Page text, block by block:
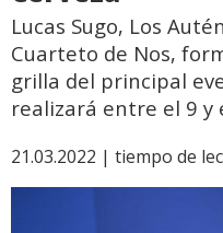
Lucas Sugo, Los
Cuarteto de Nos,
grilla del principal
realizará entre el 9 y
21.03.2022 | tiempo de